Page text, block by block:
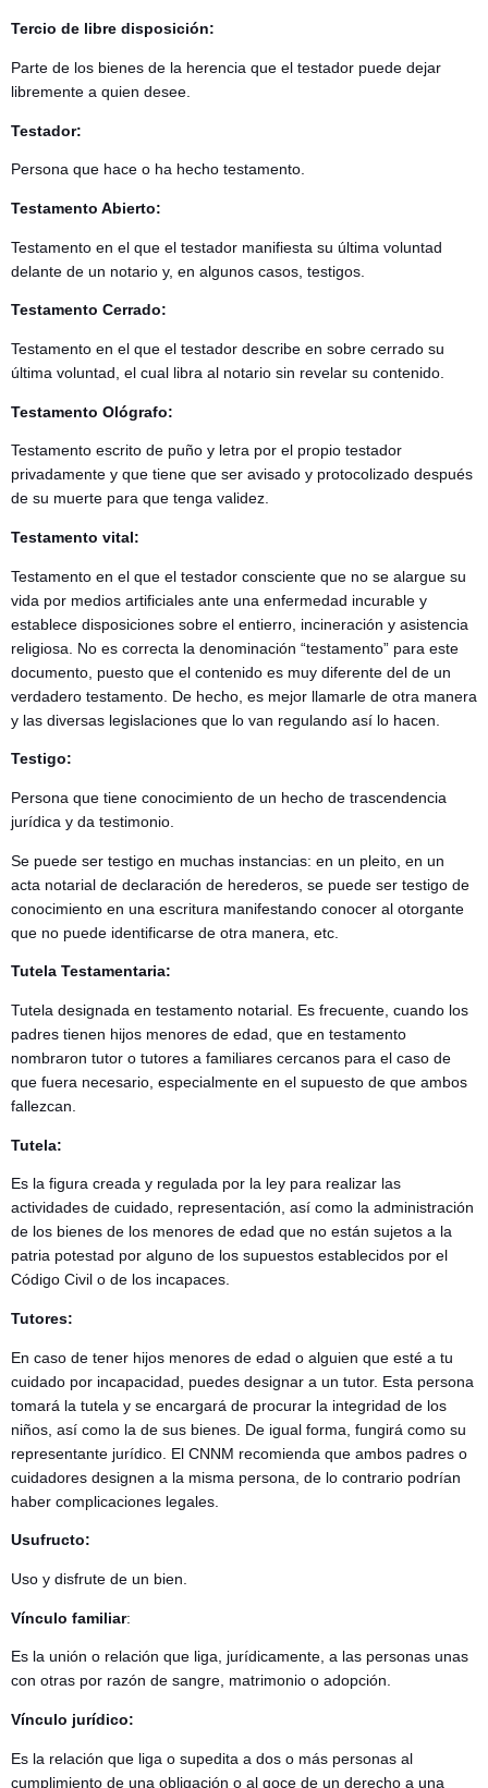
Tercio de libre disposición:
Parte de los bienes de la herencia que el testador puede dejar
libremente a quien desee.
Testador:
Persona que hace o ha hecho testamento.
Testamento Abierto:
Testamento en el que el testador manifiesta su última voluntad
delante de un notario y, en algunos casos, testigos.
Testamento Cerrado:
Testamento en el que el testador describe en sobre cerrado su
última voluntad, el cual libra al notario sin revelar su contenido.
Testamento Ológrafo:
Testamento escrito de puño y letra por el propio testador
privadamente y que tiene que ser avisado y protocolizado después
de su muerte para que tenga validez.
Testamento vital:
Testamento en el que el testador consciente que no se alargue su
vida por medios artificiales ante una enfermedad incurable y
establece disposiciones sobre el entierro, incineración y asistencia
religiosa. No es correcta la denominación “testamento” para este
documento, puesto que el contenido es muy diferente del de un
verdadero testamento. De hecho, es mejor llamarle de otra manera
y las diversas legislaciones que lo van regulando así lo hacen.
Testigo:
Persona que tiene conocimiento de un hecho de trascendencia
jurídica y da testimonio.
Se puede ser testigo en muchas instancias: en un pleito, en un
acta notarial de declaración de herederos, se puede ser testigo de
conocimiento en una escritura manifestando conocer al otorgante
que no puede identificarse de otra manera, etc.
Tutela Testamentaria:
Tutela designada en testamento notarial. Es frecuente, cuando los
padres tienen hijos menores de edad, que en testamento
nombraron tutor o tutores a familiares cercanos para el caso de
que fuera necesario, especialmente en el supuesto de que ambos
fallezcan.
Tutela:
Es la figura creada y regulada por la ley para realizar las
actividades de cuidado, representación, así como la administración
de los bienes de los menores de edad que no están sujetos a la
patria potestad por alguno de los supuestos establecidos por el
Código Civil o de los incapaces.
Tutores:
En caso de tener hijos menores de edad o alguien que esté a tu
cuidado por incapacidad, puedes designar a un tutor. Esta persona
tomará la tutela y se encargará de procurar la integridad de los
niños, así como la de sus bienes. De igual forma, fungirá como su
representante jurídico. El CNNM recomienda que ambos padres o
cuidadores designen a la misma persona, de lo contrario podrían
haber complicaciones legales.
Usufructo:
Uso y disfrute de un bien.
Vínculo familiar:
Es la unión o relación que liga, jurídicamente, a las personas unas
con otras por razón de sangre, matrimonio o adopción.
Vínculo jurídico:
Es la relación que liga o supedita a dos o más personas al
cumplimiento de una obligación o al goce de un derecho a una